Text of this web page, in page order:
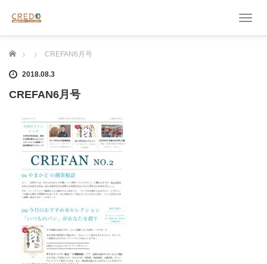
T
ホーム CREFAN6月号
2018.08.3
CREFAN6月号